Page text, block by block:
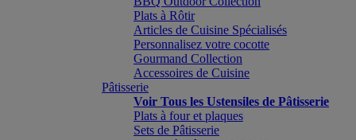
Plats à Rôtir
Articles de Cuisine Spécialisés
Personnalisez votre cocotte
Gourmand Collection
Accessoires de Cuisine
Pâtisserie
Voir Tous les Ustensiles de Pâtisserie
Plats à four et plaques
Sets de Pâtisserie